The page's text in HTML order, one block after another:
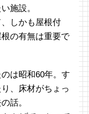
施設。
しかも屋根付
の有無は重要で
は昭和60年。す
、床材がちょっ
話。